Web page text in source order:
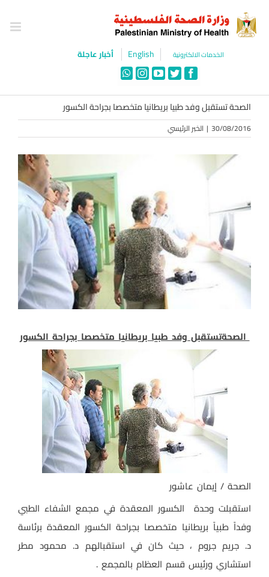
content
الخدمات الالكترونية English أخبار عاجلة
Facebook
Twitter
YouTube
Instagram
WhatsApp
الصحة تستقبل وفد طبيا بريطانيا متخصصا بجراحة الكسور
30/08/2016
| الخبر الرئيسي
الصحةتستقبل وفد طبيا بريطانيا متخصصا بجراحة الكسور
الصحة / إيمان عاشور
استقبلت وحدة الكسور المعقدة في مجمع الشفاء الطبي
وفداً طبياً بريطانيا متخصصا بجراحة الكسور المعقدة برئاسة
د. جريم جروم ، حيث كان في استقبالهم د. محمود مطر
استشاري ورئيس قسم العظام بالمجمع .